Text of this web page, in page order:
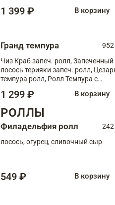
чукой
1 399 ₽ В корзину
Гранд темпура
952
Чиз Краб запеч. ролл, Запеченный
лосось терияки запеч. ролл,
темпура ролл, Ролл Темпура с
1 299 ₽ В корзину
РОЛЛЫ
Филадельфия ролл
242
лосось, огурец, сливочный сыр
549 ₽ В корзину